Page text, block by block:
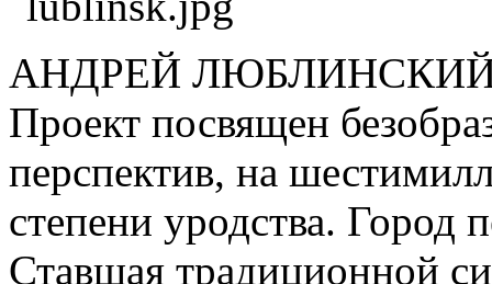
АНДРЕЙ
Проект посвящен
перспектив, на
степени уродства. Город
Ставшая традиционной